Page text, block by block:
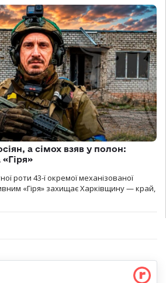
а сімох взяв у полон:
роти 43-ї окремої механізованої
«Гіря» захищає Харківщину — край,